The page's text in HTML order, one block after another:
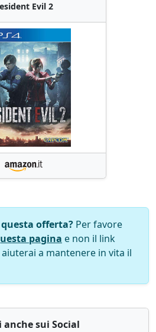
Evil 2
offerta? Per favore
pagina e non il link
a mantenere in vita il
anche sui Social